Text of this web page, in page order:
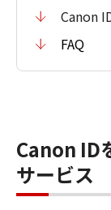
Canon
FAQ
Canon ID
サービス